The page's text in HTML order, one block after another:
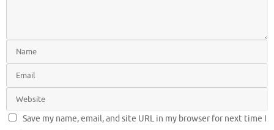
Save my name, email, and site URL in my browser for next time I